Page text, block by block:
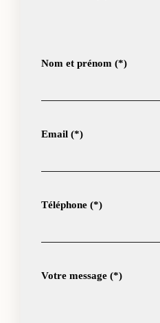
Nom et prénom (*)
Email (*)
Téléphone (*)
Votre message (*)